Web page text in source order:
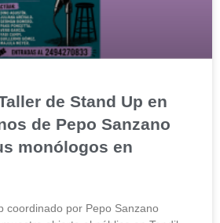
de Stand Up en
de Pepo Sanzano
monólogos en
coordinado por Pepo Sanzano